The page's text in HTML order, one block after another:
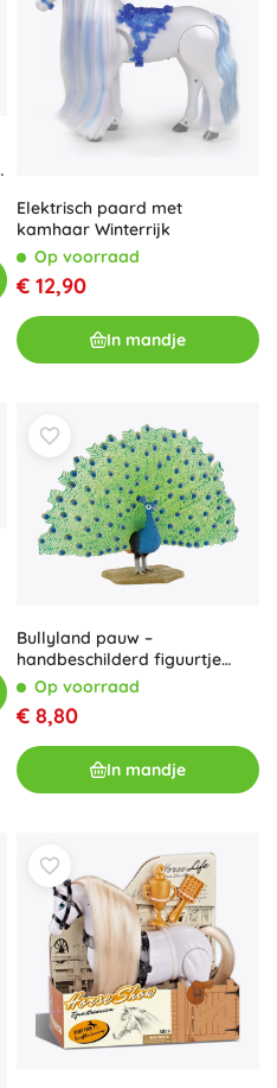
Elektrisch paard met
kamhaar Winterrijk
Op voorraad
€ 12,90
In mandje
Bullyland pauw –
handbeschilderd figuurtje
zonder PVC
Op voorraad
€ 8,80
In mandje